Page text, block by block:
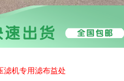
滤机专用滤布益处